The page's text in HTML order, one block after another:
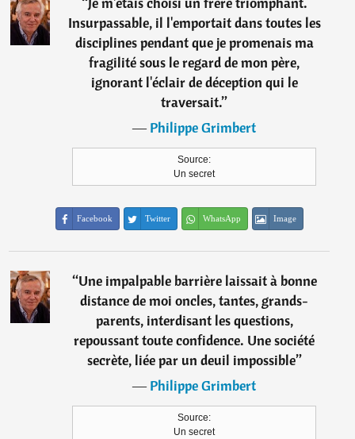
Insurpassable, il l'emportait dans toutes les
disciplines pendant que je promenais ma
fragilité sous le regard de mon père,
ignorant l'éclair de déception qui le
traversait.”
―Philippe Grimbert
Source:
Un secret
Facebook Twitter WhatsApp Image
“Une impalpable barrière laissait à bonne
distance de moi oncles, tantes, grands-
parents, interdisant les questions,
repoussant toute confidence. Une société
secrète, liée par un deuil impossible”
―Philippe Grimbert
Source:
Un secret